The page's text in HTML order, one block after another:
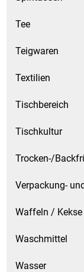
Tee
Teigwaren
Textilien
Tischbereich
Tischkultur
Trocken-/
Verpackung-
Waffeln / Kekse
Waschmittel
Wasser